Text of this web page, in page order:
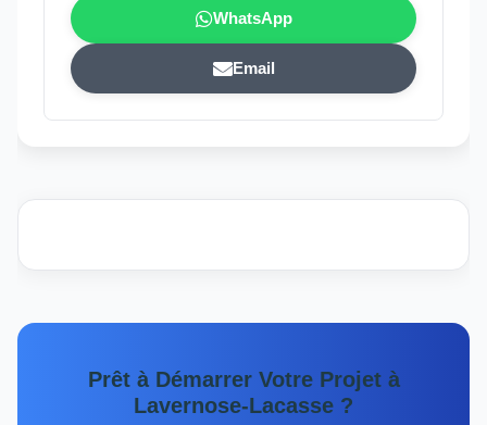
WhatsApp
Email
Prêt à Démarrer Votre Projet à
Lavernose-Lacasse ?